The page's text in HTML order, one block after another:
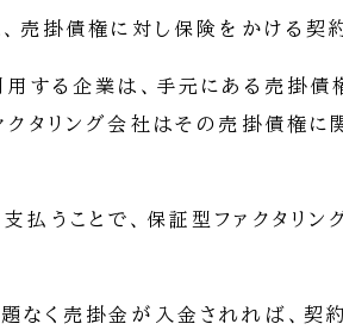
、売掛債権に対し保険をかける契
用する企業は、手元にある売掛債
クタリング会社はその売掛債権に
払うことで、保証型ファクタリン
なく売掛金が入金されれば、契